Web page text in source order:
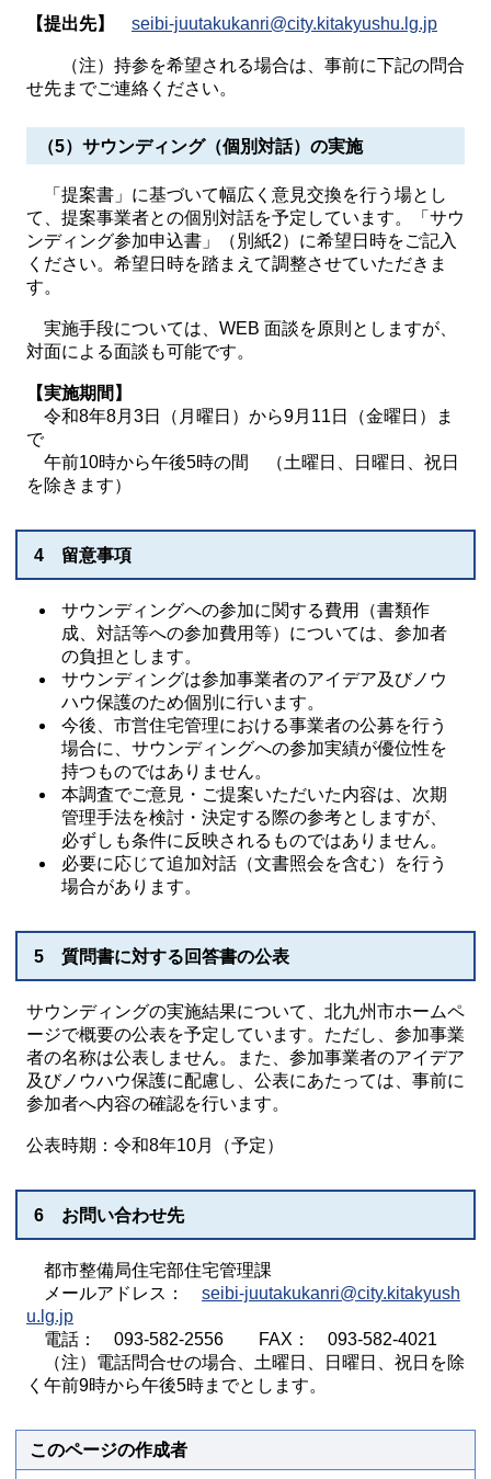
【提出先】 seibi-juutakukanri@city.kitakyushu.lg.jp
（注）持参を希望される場合は、事前に下記の問合
せ先までご連絡ください。
（5）サウンディング（個別対話）の実施
「提案書」に基づいて幅広く意見交換を行う場とし
て、提案事業者との個別対話を予定しています。「サウ
ンディング参加申込書」（別紙2）に希望日時をご記入
ください。希望日時を踏まえて調整させていただきま
す。
実施手段については、WEB 面談を原則としますが、
対面による面談も可能です。
【実施期間】
令和8年8月3日（月曜日）から9月11日（金曜日）ま
で
午前10時から午後5時の間 （土曜日、日曜日、祝日
を除きます）
4 留意事項
サウンディングへの参加に関する費用（書類作
成、対話等への参加費用等）については、参加者
の負担とします。
サウンディングは参加事業者のアイデア及びノウ
ハウ保護のため個別に行います。
今後、市営住宅管理における事業者の公募を行う
場合に、サウンディングへの参加実績が優位性を
持つものではありません。
本調査でご意見・ご提案いただいた内容は、次期
管理手法を検討・決定する際の参考としますが、
必ずしも条件に反映されるものではありません。
必要に応じて追加対話（文書照会を含む）を行う
場合があります。
5 質問書に対する回答書の公表
サウンディングの実施結果について、北九州市ホームペ
ージで概要の公表を予定しています。ただし、参加事業
者の名称は公表しません。また、参加事業者のアイデア
及びノウハウ保護に配慮し、公表にあたっては、事前に
参加者へ内容の確認を行います。
公表時期：令和8年10月（予定）
6 お問い合わせ先
都市整備局住宅部住宅管理課
メールアドレス： seibi-juutakukanri@city.kitakyush
u.lg.jp
電話： 093-582-2556 FAX： 093-582-4021
（注）電話問合せの場合、土曜日、日曜日、祝日を除
く午前9時から午後5時までとします。
このページの作成者